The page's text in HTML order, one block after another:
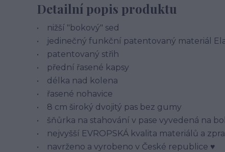
Detailní popis produktu
• nižší "bokový" sed
• jedinečný funkční patentovaný materiál
• patentovaný střih
• přední řasené kapsy
• délka nad kolena
• řasené nohavice
• 8 cm široký dvojitý pas bez gumy
• šňůrka na stahování v pase vyvedená na
• nejvyšší EVROPSKÁ kvalita materiálů a
• navrženo a vyrobeno v České republice ♥